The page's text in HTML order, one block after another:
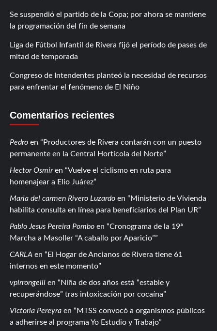
Se suspendió el partido de la Copa; por ahora se mantiene
la programación del fin de semana
Liga de Fútbol Infantil de Rivera fijó el período de pases de
mitad de temporada
Congreso de Intendentes planteó la necesidad de recursos
para enfrentar el fenómeno de El Niño
Comentarios recientes
Pedro en
Productores de Rivera contarán con un puesto
permanente en la Central Hortícola del Norte
Hector Osmiren
Vuelve el ciclismo en ruta para
homenajear a Elio Juárez
Maria del carmen Rivero Luzardo en
Ministerio de Vivienda
habilita consulta en línea para beneficiarios del Plan UR
Pablo Jesus Pereira Pombo en
Cronograma de la 19ª
Marcha a Masoller “A caballo por Aparicio”
CARLA en
El Hogar de Ancianos de Rivera tiene 61
internos en este momento
vpirrongelli en
Niña de dos años está “estable y
recuperándose” tras intoxicación por cocaína
Victoria Pereyra en
MTSS convocó a organismos públicos
a adherirse al programa Yo Estudio y Trabajo